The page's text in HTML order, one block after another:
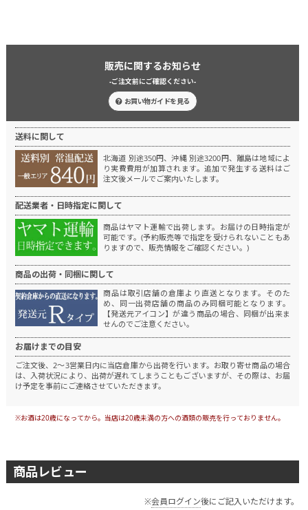
販売に関するお知らせ
-ご注文前にご確認ください-
お買い物ガイドを見る
送料に関して
北海道 別途350円、沖縄 別途3200円、離島は地域によ
り実費費用が加算されます。 追加で発生する送料はご
注文後メールでご案内いたします。
配送業者・日時指定に関して
商品はヤマト運輸で出荷します。 お届けの日時指定が
可能です。(予約販売等で指定を受けられないこともあ
りますので、販売情報をご確認ください。)
商品の出荷・同梱に関して
商品は取引店舗の倉庫より直送となります。 そのた
め、同一出荷店舗の商品のみ同梱可能となります。
【発送元アイコン】が違う商品の場合、同梱が出来ま
せんのでご注意ください。
お届けまでの目安
ご注文後、2～3営業日内に当店倉庫から出荷を行います。 お取り寄せ商品の場合
は、入荷状況により、出荷が遅れてしまうこともございますが、その際は、お届
け予定を事前にご連絡させていただきます。
※お酒は20歳になってから。当店は20歳未満の方への酒類の販売を行っておりません。
商品レビュー
※会員ログイン後にご記入いただけます。